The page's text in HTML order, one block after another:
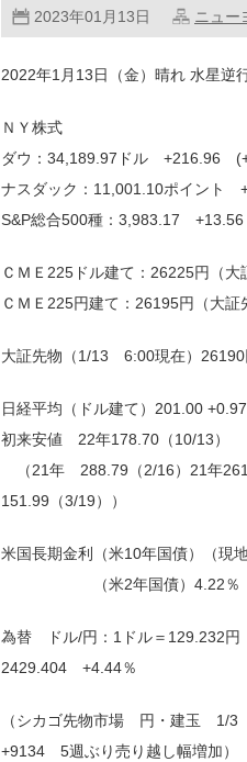
2023年01月13日 ニュー
2022年1月13日（金）晴れ 水星
ＮＹ株式
ダウ：34,189.97ドル +216.96
ナスダック：11,001.10ポイント
S&P総合500種：3,983.17
ＣＭＥ225ドル建て：26225円（
ＣＭＥ225円建て：26195円（大
大証先物（1/13 6:00現在）
日経平均（ドル建て）201.00
初来安値 22年178.70（10/13）
（21年 288.79（2/16）21年
151.99（3/19））
米国長期金利（米10年国債）（
（米2年国債）4.22％（1/
為替 ドル/円：1ドル＝129.232
2429.404 +4.44％
（シカゴ先物市場 円・建玉 1/3
+9134 5週ぶり売り越し幅増加）